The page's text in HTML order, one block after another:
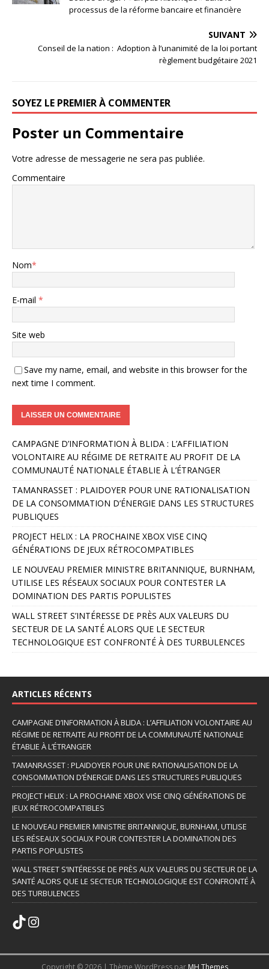
processus de la réforme bancaire et financière
SUIVANT
Conseil de la nation : Adoption à l’unanimité de la loi portant
règlement budgétaire 2021
SOYEZ LE PREMIER À COMMENTER
Poster un Commentaire
Votre adresse de messagerie ne sera pas publiée.
Commentaire
Nom*
E-mail *
Site web
Save my name, email, and website in this browser for the
next time I comment.
l
t
e
r
t
i
v
e
CAMPAGNE D’INFORMATION À BLIDA : L’AFFILIATION
VOLONTAIRE AU RÉGIME DE RETRAITE AU PROFIT DE LA
COMMUNAUTÉ NATIONALE ÉTABLIE À L’ÉTRANGER
TAMANRASSET : PLAIDOYER POUR UNE RATIONALISATION
DE LA CONSOMMATION D’ÉNERGIE DANS LES STRUCTURES
PUBLIQUES
PROJECT HELIX : LA PROCHAINE XBOX VISE CINQ
GÉNÉRATIONS DE JEUX RÉTROCOMPATIBLES
LE NOUVEAU PREMIER MINISTRE BRITANNIQUE, BURNHAM,
UTILISE LES RÉSEAUX SOCIAUX POUR CONTESTER LA
DOMINATION DES PARTIS POPULISTES
WALL STREET S’INTÉRESSE DE PRÈS AUX VALEURS DU
SECTEUR DE LA SANTÉ ALORS QUE LE SECTEUR
TECHNOLOGIQUE EST CONFRONTÉ À DES TURBULENCES
ARTICLES RÉCENTS
CAMPAGNE D’INFORMATION À BLIDA : L’AFFILIATION VOLONTAIRE AU
RÉGIME DE RETRAITE AU PROFIT DE LA COMMUNAUTÉ NATIONALE
ÉTABLIE À L’ÉTRANGER
TAMANRASSET : PLAIDOYER POUR UNE RATIONALISATION DE LA
CONSOMMATION D’ÉNERGIE DANS LES STRUCTURES PUBLIQUES
PROJECT HELIX : LA PROCHAINE XBOX VISE CINQ GÉNÉRATIONS DE
JEUX RÉTROCOMPATIBLES
LE NOUVEAU PREMIER MINISTRE BRITANNIQUE, BURNHAM, UTILISE
LES RÉSEAUX SOCIAUX POUR CONTESTER LA DOMINATION DES
PARTIS POPULISTES
WALL STREET S’INTÉRESSE DE PRÈS AUX VALEURS DU SECTEUR DE LA
SANTÉ ALORS QUE LE SECTEUR TECHNOLOGIQUE EST CONFRONTÉ À
DES TURBULENCES
Copyright © 2026 | Thème WordPress par MH Themes